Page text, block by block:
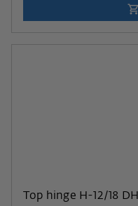
Top hinge H-12/18 DH